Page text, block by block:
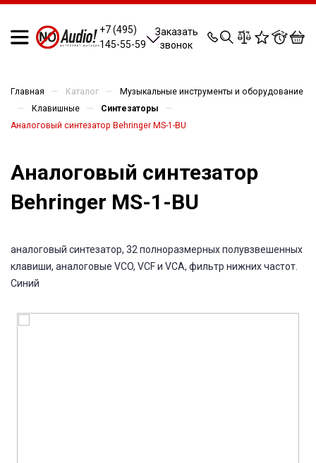
+7 (495)
145-55-59
Заказать
звонок
0 0 0 0
Главная — Каталог — Музыкальные инструменты и оборудование
— Клавишные — Синтезаторы —
Аналоговый синтезатор Behringer MS-1-BU
Аналоговый синтезатор
Behringer MS-1-BU
аналоговый синтезатор, 32 полноразмерных полувзвешенных
клавиши, аналоговые VCO, VCF и VCA, фильтр нижних частот.
Синий